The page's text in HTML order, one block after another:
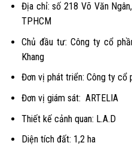
Địa chỉ: số 218 Võ Văn
TPHCM
Chủ đầu tư: Công ty cổ
Khang
Đơn vị phát triển: Công ty cổ
Đơn vị giám sát: ARTELIA
Thiết kế cảnh quan: L.A.D
Diện tích đất: 1,2 ha